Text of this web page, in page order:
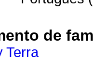
de
Terra